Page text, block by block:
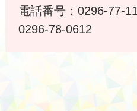
電話番号：0296-77-
0296-78-0612